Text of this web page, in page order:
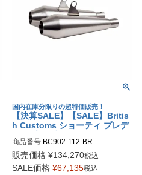
国内在庫分限りの超特価販売！
【決算SALE】【SALE】Britis
h Customs ショーティ プレデ
ートツイン/カップ
商品番号 BC902-112-BR
販売価格 ¥134,270税込
SALE価格 ¥67,135税込